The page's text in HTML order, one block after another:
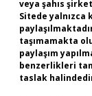
veya şahıs
Sitede yalnızca
taşımamakta
paylaşım
benzerlikleri
taslak